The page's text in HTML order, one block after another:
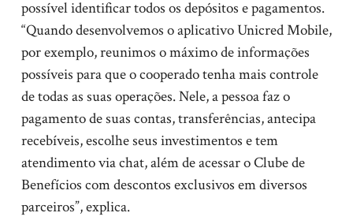
possível identificar todos os depósitos e pagamentos.
“Quando desenvolvemos o aplicativo Unicred Mobile,
por exemplo, reunimos o máximo de informações
possíveis para que o cooperado tenha mais controle
de todas as suas operações. Nele, a pessoa faz o
pagamento de suas contas, transferências, antecipa
recebíveis, escolhe seus investimentos e tem
atendimento via chat, além de acessar o Clube de
Benefícios com descontos exclusivos em diversos
parceiros”, explica.